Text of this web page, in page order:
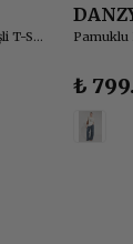
Kısa Kollu Basic Bisiklet Yaka Karyoka Dikişli T-Shirt Crop Bluz Pamuklu
₺